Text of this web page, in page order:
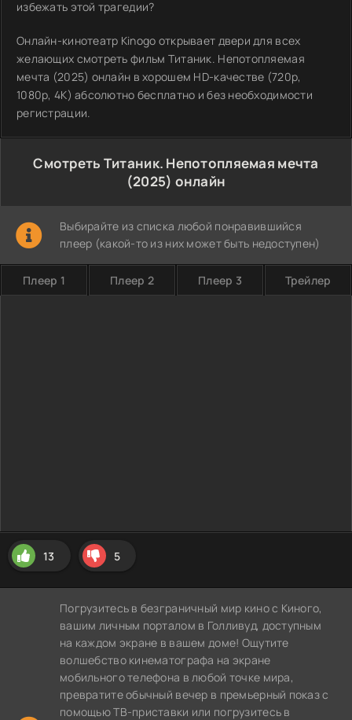
избежать этой трагедии?
Онлайн-кинотеатр Kinogo открывает двери для всех
желающих смотреть фильм Титаник. Непотопляемая
мечта (2025) онлайн в хорошем HD-качестве (720p,
1080p, 4K) абсолютно бесплатно и без необходимости
регистрации.
Смотреть Титаник. Непотопляемая мечта
(2025) онлайн
Выбирайте из списка любой понравившийся
плеер (какой-то из них может быть недоступен)
Плеер 1 Плеер 2 Плеер 3 Трейлер
13 5
Погрузитесь в безграничный мир кино с Киного,
вашим личным порталом в Голливуд, доступным
на каждом экране в вашем доме! Ощутите
волшебство кинематографа на экране
мобильного телефона в любой точке мира,
превратите обычный вечер в премьерный показ с
помощью ТВ-приставки или погрузитесь в